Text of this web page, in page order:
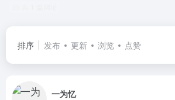
排序 发布 更新 浏览 点赞
一为忆